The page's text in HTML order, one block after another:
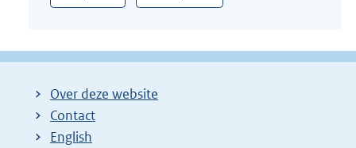
Over deze website
Contact
English